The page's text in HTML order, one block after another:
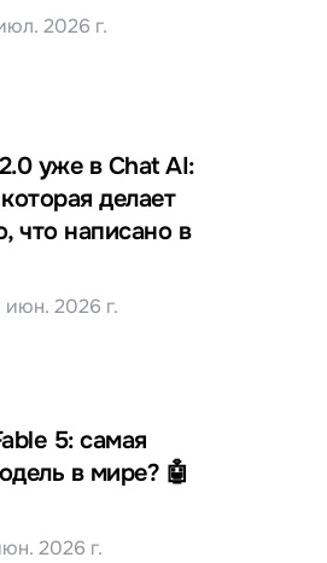
2026 г.
уже в Chat AI:
делает
что написано в
июн. 2026 г.
5: самая
в мире? 🤖
2026 г.